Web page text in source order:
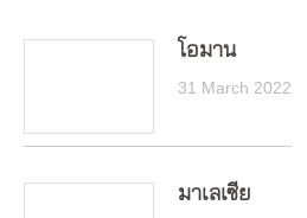
โอมาน
31 March 2022
มาเลเซีย